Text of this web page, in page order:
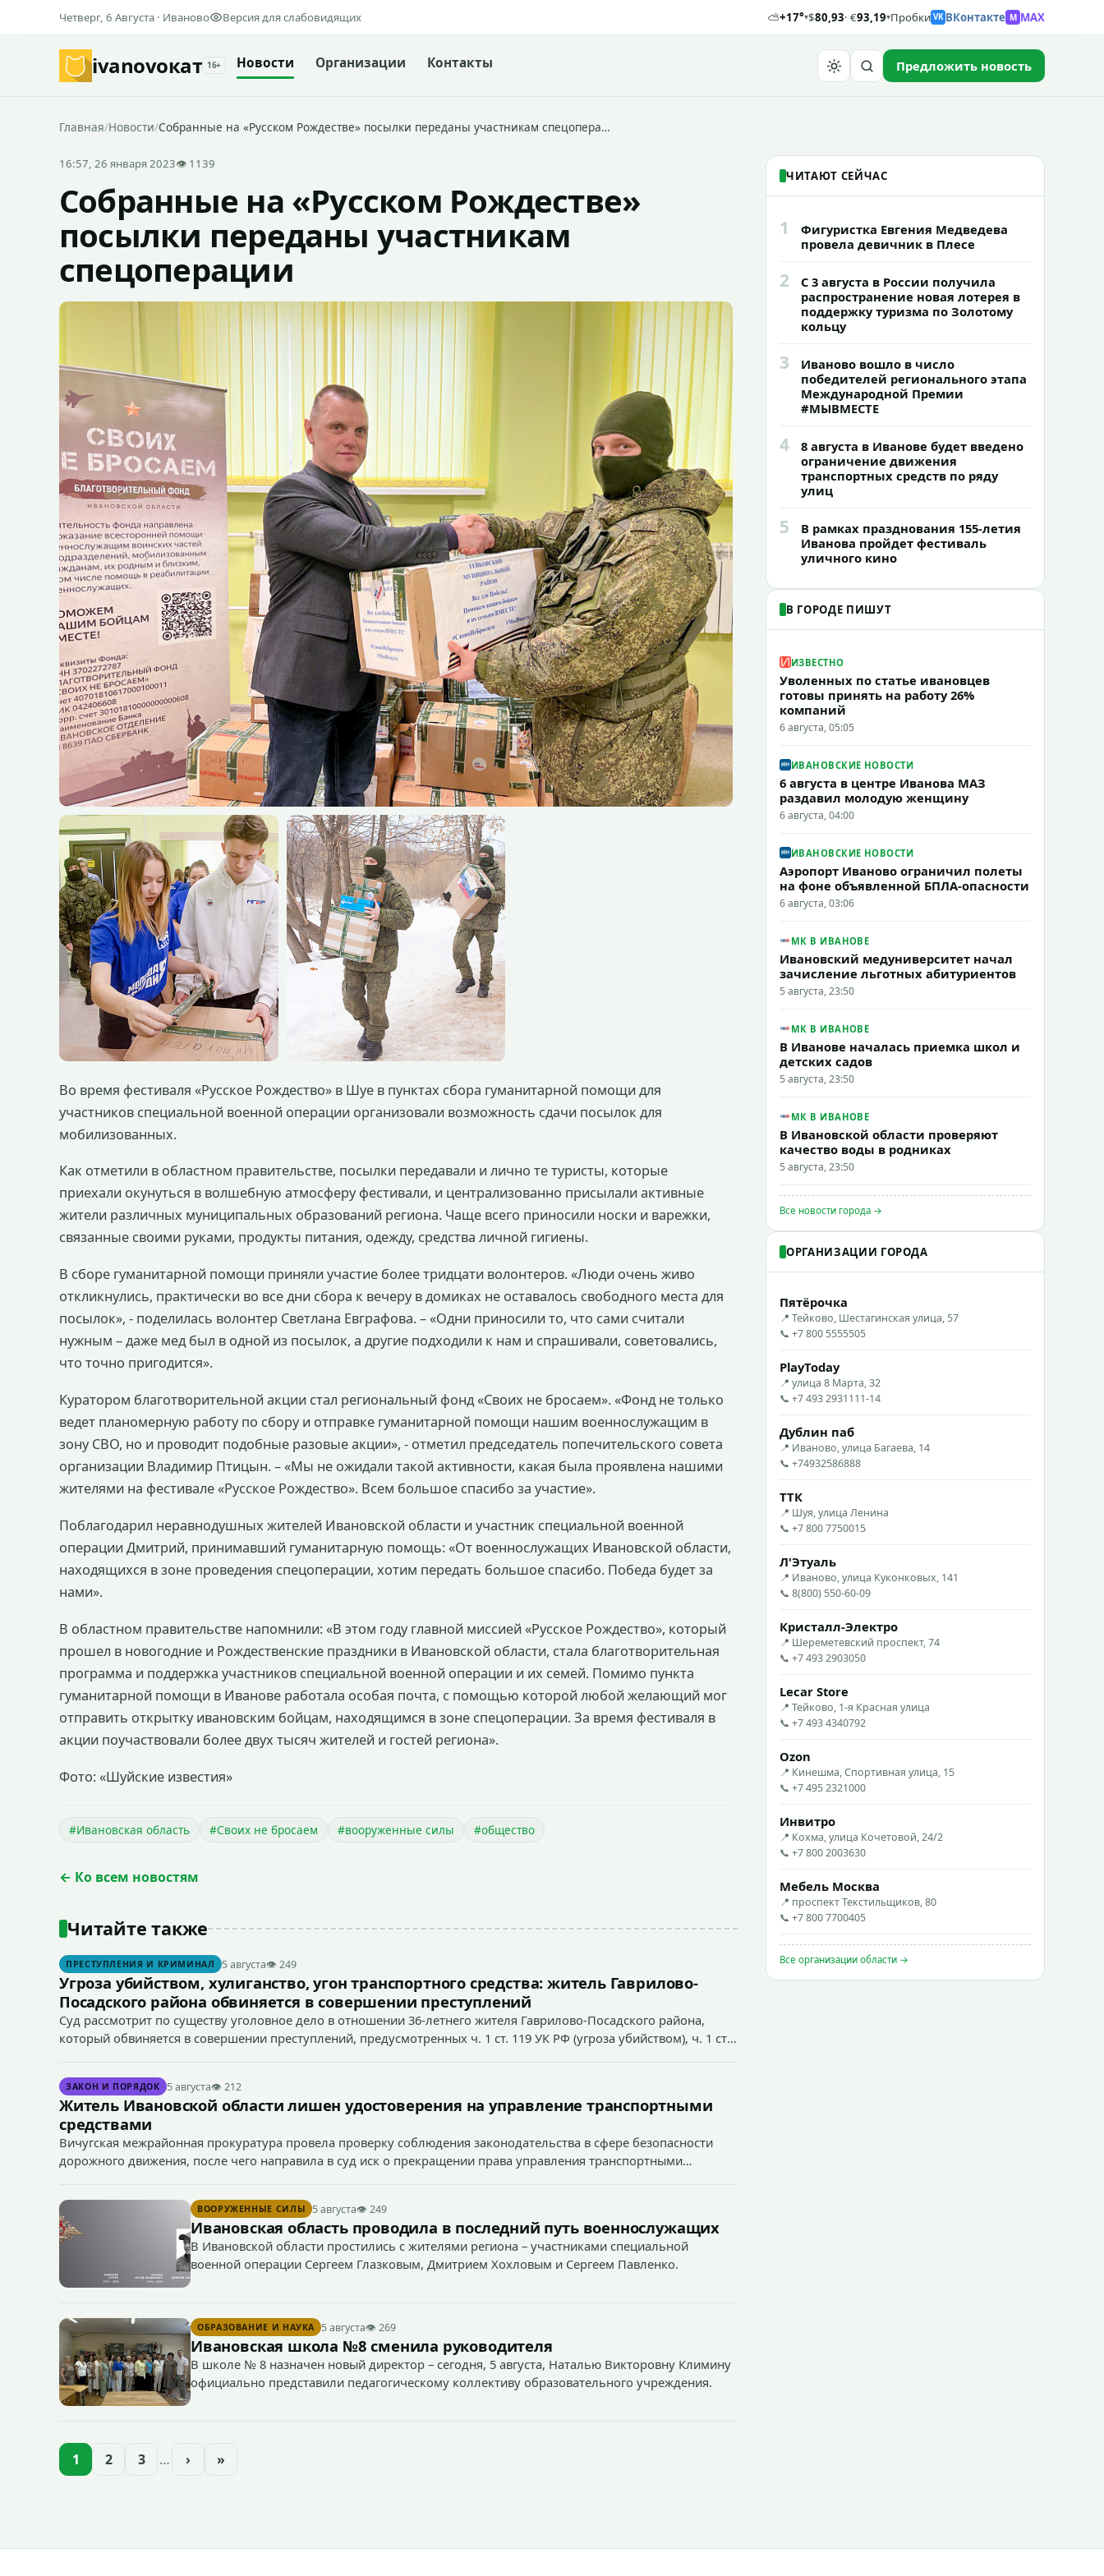
Четверг, 6 Августа · Иваново Версия для слабовидящих ⛅+17°▾$80,93· €93,19▾Пробки VK ВКонтакте M MAX
ivanovoкат 16+ Новости Организации Контакты Предложить новость
Главная/Новости/Собранные на «Русском Рождестве» посылки переданы участникам спецопера…
16:57, 26 января 2023👁 1139
Собранные на «Русском Рождестве»
посылки переданы участникам
спецоперации
Во время фестиваля «Русское Рождество» в Шуе в пунктах сбора гуманитарной помощи для
участников специальной военной операции организовали возможность сдачи посылок для
мобилизованных.
Как отметили в областном правительстве, посылки передавали и лично те туристы, которые
приехали окунуться в волшебную атмосферу фестивали, и централизованно присылали активные
жители различных муниципальных образований региона. Чаще всего приносили носки и варежки,
связанные своими руками, продукты питания, одежду, средства личной гигиены.
В сборе гуманитарной помощи приняли участие более тридцати волонтеров. «Люди очень живо
откликнулись, практически во все дни сбора к вечеру в домиках не оставалось свободного места для
посылок», - поделилась волонтер Светлана Евграфова. – «Одни приносили то, что сами считали
нужным – даже мед был в одной из посылок, а другие подходили к нам и спрашивали, советовались,
что точно пригодится».
Куратором благотворительной акции стал региональный фонд «Своих не бросаем». «Фонд не только
ведет планомерную работу по сбору и отправке гуманитарной помощи нашим военнослужащим в
зону СВО, но и проводит подобные разовые акции», - отметил председатель попечительского совета
организации Владимир Птицын. – «Мы не ожидали такой активности, какая была проявлена нашими
жителями на фестивале «Русское Рождество». Всем большое спасибо за участие».
Поблагодарил неравнодушных жителей Ивановской области и участник специальной военной
операции Дмитрий, принимавший гуманитарную помощь: «От военнослужащих Ивановской области,
находящихся в зоне проведения спецоперации, хотим передать большое спасибо. Победа будет за
нами».
В областном правительстве напомнили: «В этом году главной миссией «Русское Рождество», который
прошел в новогодние и Рождественские праздники в Ивановской области, стала благотворительная
программа и поддержка участников специальной военной операции и их семей. Помимо пункта
гуманитарной помощи в Иванове работала особая почта, с помощью которой любой желающий мог
отправить открытку ивановским бойцам, находящимся в зоне спецоперации. За время фестиваля в
акции поучаствовали более двух тысяч жителей и гостей региона».
Фото: «Шуйские известия»
#Ивановская область #Своих не бросаем #вооруженные силы #общество
← Ко всем новостям
Читайте также
ПРЕСТУПЛЕНИЯ И КРИМИНАЛ 5 августа👁 249
Угроза убийством, хулиганство, угон транспортного средства: житель Гаврилово-
Посадского района обвиняется в совершении преступлений
Суд рассмотрит по существу уголовное дело в отношении 36-летнего жителя Гаврилово-Посадского района,
который обвиняется в совершении преступлений, предусмотренных ч. 1 ст. 119 УК РФ (угроза убийством), ч. 1 ст.
ЗАКОН И ПОРЯДОК 5 августа👁 212
Житель Ивановской области лишен удостоверения на управление транспортными
средствами
Вичугская межрайонная прокуратура провела проверку соблюдения законодательства в сфере безопасности
дорожного движения, после чего направила в суд иск о прекращении права управления транспортными
ВООРУЖЕННЫЕ СИЛЫ 5 августа👁 249
Ивановская область проводила в последний путь военнослужащих
В Ивановской области простились с жителями региона – участниками специальной
военной операции Сергеем Глазковым, Дмитрием Хохловым и Сергеем Павленко.
ОБРАЗОВАНИЕ И НАУКА 5 августа👁 269
Ивановская школа №8 сменила руководителя
В школе № 8 назначен новый директор – сегодня, 5 августа, Наталью Викторовну Климину
официально представили педагогическому коллективу образовательного учреждения.
1 2 3 … › »
ЧИТАЮТ СЕЙЧАС
1
Фигуристка Евгения Медведева
провела девичник в Плесе
2
С 3 августа в России получила
распространение новая лотерея в
поддержку туризма по Золотому
кольцу
3
Иваново вошло в число
победителей регионального этапа
Международной Премии
#МЫВМЕСТЕ
4
8 августа в Иванове будет введено
ограничение движения
транспортных средств по ряду
улиц
5
В рамках празднования 155-летия
Иванова пройдет фестиваль
уличного кино
В ГОРОДЕ ПИШУТ
ИЗВЕСТНО
Уволенных по статье ивановцев
готовы принять на работу 26%
компаний
6 августа, 05:05
ИВАНОВСКИЕ НОВОСТИ
6 августа в центре Иванова МАЗ
раздавил молодую женщину
6 августа, 04:00
ИВАНОВСКИЕ НОВОСТИ
Аэропорт Иваново ограничил полеты
на фоне объявленной БПЛА-опасности
6 августа, 03:06
МК В ИВАНОВЕ
Ивановский медуниверситет начал
зачисление льготных абитуриентов
5 августа, 23:50
МК В ИВАНОВЕ
В Иванове началась приемка школ и
детских садов
5 августа, 23:50
МК В ИВАНОВЕ
В Ивановской области проверяют
качество воды в родниках
5 августа, 23:50
Все новости города →
ОРГАНИЗАЦИИ ГОРОДА
Пятёрочка
📍 Тейково, Шестагинская улица, 57
📞 +7 800 5555505
PlayToday
📍 улица 8 Марта, 32
📞 +7 493 2931111-14
Дублин паб
📍 Иваново, улица Багаева, 14
📞 +74932586888
ТТК
📍 Шуя, улица Ленина
📞 +7 800 7750015
Л'Этуаль
📍 Иваново, улица Куконковых, 141
📞 8(800) 550-60-09
Кристалл-Электро
📍 Шереметевский проспект, 74
📞 +7 493 2903050
Lecar Store
📍 Тейково, 1-я Красная улица
📞 +7 493 4340792
Ozon
📍 Кинешма, Спортивная улица, 15
📞 +7 495 2321000
Инвитро
📍 Кохма, улица Кочетовой, 24/2
📞 +7 800 2003630
Мебель Москва
📍 проспект Текстильщиков, 80
📞 +7 800 7700405
Все организации области →